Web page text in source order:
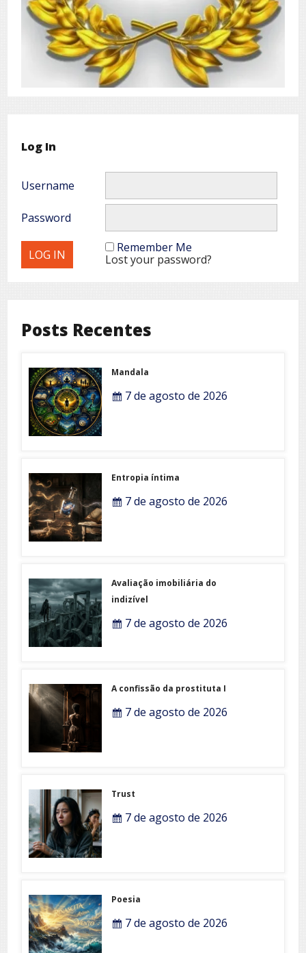
Log In
Username
Password
Remember Me
Lost your password?
Posts Recentes
Mandala
7 de agosto de 2026
Entropia íntima
7 de agosto de 2026
Avaliação imobiliária do
indizível
7 de agosto de 2026
A confissão da prostituta I
7 de agosto de 2026
Trust
7 de agosto de 2026
Poesia
7 de agosto de 2026